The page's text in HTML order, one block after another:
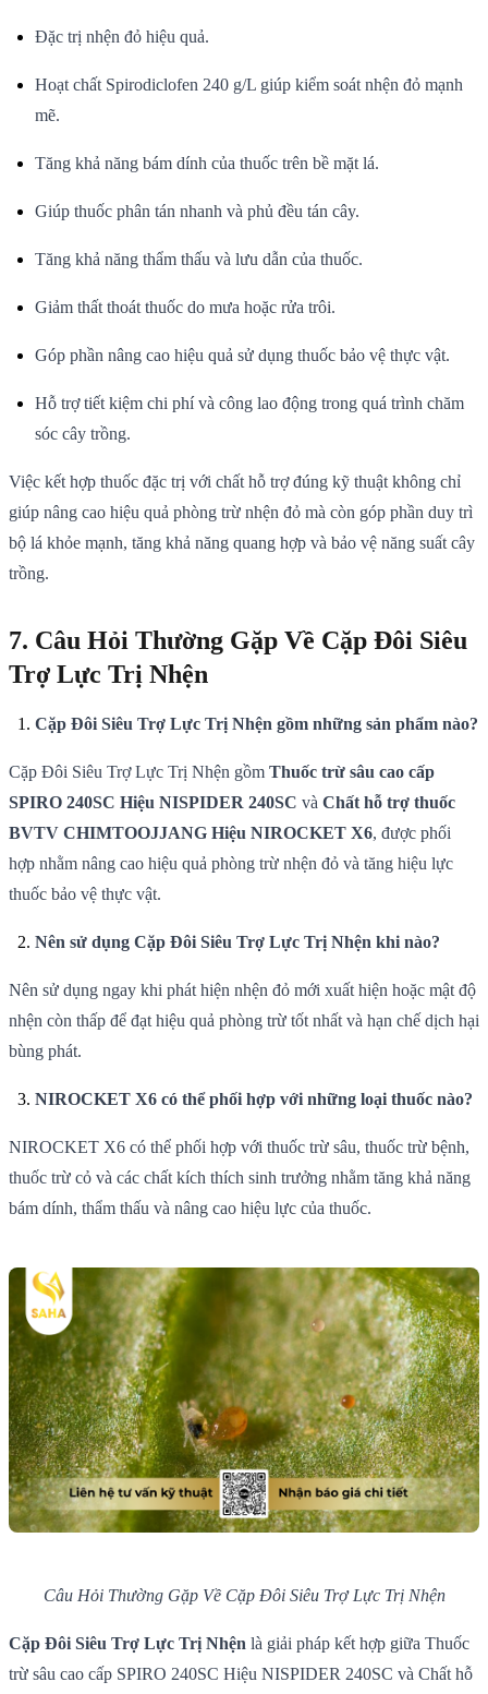
Đặc trị nhện đỏ hiệu quả.
Hoạt chất Spirodiclofen 240 g/L giúp kiểm soát nhện đỏ mạnh
mẽ.
Tăng khả năng bám dính của thuốc trên bề mặt lá.
Giúp thuốc phân tán nhanh và phủ đều tán cây.
Tăng khả năng thẩm thấu và lưu dẫn của thuốc.
Giảm thất thoát thuốc do mưa hoặc rửa trôi.
Góp phần nâng cao hiệu quả sử dụng thuốc bảo vệ thực vật.
Hỗ trợ tiết kiệm chi phí và công lao động trong quá trình chăm
sóc cây trồng.
Việc kết hợp thuốc đặc trị với chất hỗ trợ đúng kỹ thuật không chỉ
giúp nâng cao hiệu quả phòng trừ nhện đỏ mà còn góp phần duy trì
bộ lá khỏe mạnh, tăng khả năng quang hợp và bảo vệ năng suất cây
trồng.
7. Câu Hỏi Thường Gặp Về Cặp Đôi Siêu
Trợ Lực Trị Nhện
Cặp Đôi Siêu Trợ Lực Trị Nhện gồm những sản phẩm nào?
Cặp Đôi Siêu Trợ Lực Trị Nhện gồm Thuốc trừ sâu cao cấp
SPIRO 240SC Hiệu NISPIDER 240SC và Chất hỗ trợ thuốc
BVTV CHIMTOOJJANG Hiệu NIROCKET X6, được phối
hợp nhằm nâng cao hiệu quả phòng trừ nhện đỏ và tăng hiệu lực
thuốc bảo vệ thực vật.
Nên sử dụng Cặp Đôi Siêu Trợ Lực Trị Nhện khi nào?
Nên sử dụng ngay khi phát hiện nhện đỏ mới xuất hiện hoặc mật độ
nhện còn thấp để đạt hiệu quả phòng trừ tốt nhất và hạn chế dịch hại
bùng phát.
NIROCKET X6 có thể phối hợp với những loại thuốc nào?
NIROCKET X6 có thể phối hợp với thuốc trừ sâu, thuốc trừ bệnh,
thuốc trừ cỏ và các chất kích thích sinh trưởng nhằm tăng khả năng
bám dính, thẩm thấu và nâng cao hiệu lực của thuốc.
Câu Hỏi Thường Gặp Về Cặp Đôi Siêu Trợ Lực Trị Nhện
Cặp Đôi Siêu Trợ Lực Trị Nhện là giải pháp kết hợp giữa Thuốc
trừ sâu cao cấp SPIRO 240SC Hiệu NISPIDER 240SC và Chất hỗ